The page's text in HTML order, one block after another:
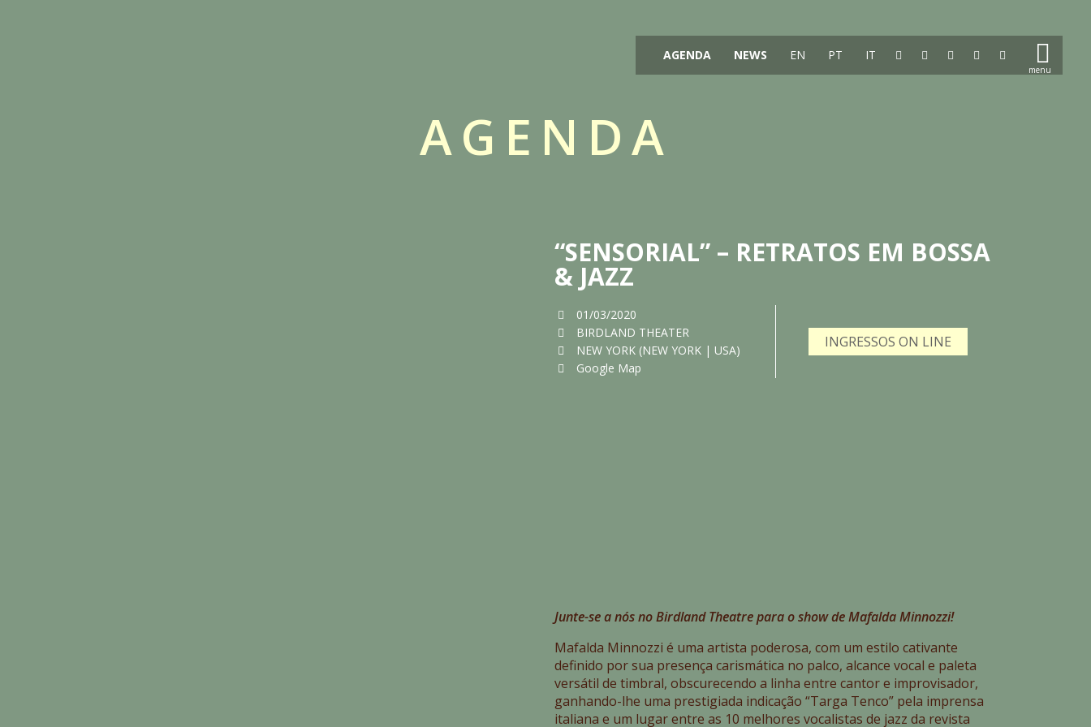
AGENDA NEWS EN PT IT
AGENDA
“SENSORIAL” – RETRATOS EM BOSSA
& JAZZ
01/03/2020
BIRDLAND THEATER
NEW YORK (NEW YORK | USA)
Google Map
INGRESSOS ON LINE
Junte-se a nós no Birdland Theatre para o show de Mafalda Minnozzi!
Mafalda Minnozzi é uma artista poderosa, com um estilo cativante
definido por sua presença carismática no palco, alcance vocal e paleta
versátil de timbral, obscurecendo a linha entre cantor e improvisador,
ganhando-lhe uma prestigiada indicação “Targa Tenco” pela imprensa
italiana e um lugar entre as 10 melhores vocalistas de jazz da revista